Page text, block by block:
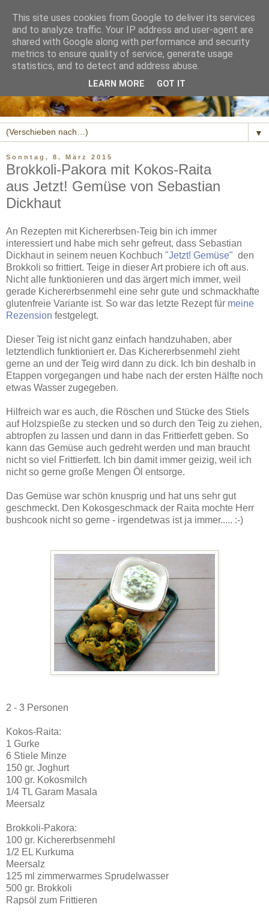
▼
Sonntag, 8. März 2015
Brokkoli-Pakora mit Kokos-Raita
aus Jetzt! Gemüse von Sebastian
Dickhaut
An Rezepten mit Kichererbsen-Teig bin ich immer
interessiert und habe mich sehr gefreut, dass Sebastian
Dickhaut in seinem neuen Kochbuch "Jetzt! Gemüse" den
Brokkoli so frittiert. Teige in dieser Art probiere ich oft aus.
Nicht alle funktionieren und das ärgert mich immer, weil
gerade Kichererbsenmehl eine sehr gute und schmackhafte
glutenfreie Variante ist. So war das letzte Rezept für meine
Rezension festgelegt.
Dieser Teig ist nicht ganz einfach handzuhaben, aber
letztendlich funktioniert er. Das Kichererbsenmehl zieht
gerne an und der Teig wird dann zu dick. Ich bin deshalb in
Etappen vorgegangen und habe nach der ersten Hälfte noch
etwas Wasser zugegeben.
Hilfreich war es auch, die Röschen und Stücke des Stiels
auf Holzspieße zu stecken und so durch den Teig zu ziehen,
abtropfen zu lassen und dann in das Frittierfett geben. So
kann das Gemüse auch gedreht werden und man braucht
nicht so viel Frittierfett. Ich bin damit immer geizig, weil ich
nicht so gerne große Mengen Öl entsorge.
Das Gemüse war schön knusprig und hat uns sehr gut
geschmeckt. Den Kokosgeschmack der Raita mochte Herr
bushcook nicht so gerne - irgendetwas ist ja immer..... :-)
2 - 3 Personen
Kokos-Raita:
1 Gurke
6 Stiele Minze
150 gr. Joghurt
100 gr. Kokosmilch
1/4 TL Garam Masala
Meersalz
Brokkoli-Pakora:
100 gr. Kichererbsenmehl
1/2 EL Kurkuma
Meersalz
125 ml zimmerwarmes Sprudelwasser
500 gr. Brokkoli
Rapsöl zum Frittieren
This site uses cookies from Google to deliver its services
and to analyze traffic. Your IP address and user-agent are
shared with Google along with performance and security
metrics to ensure quality of service, generate usage
statistics, and to detect and address abuse.
LEARN MORE GOT IT